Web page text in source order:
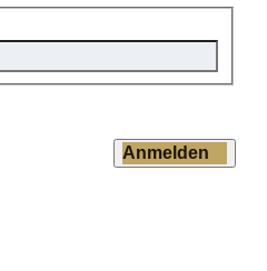
Anmelden